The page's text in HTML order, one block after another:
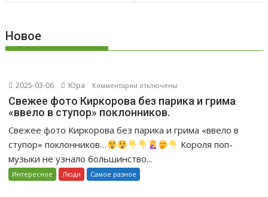
Новое
2025-03-06 Юра Комментарии к
записи
Свежее
Киркорова
без
парика
и
отключены
Свежее фото Киркорова без парика и грима
«ввело в ступор» поклонников.
Свежее фото Киркорова без парика и грима «ввело в
ступор» поклонников…
Короля поп-
музыки не узнало большинство...
Интересное Люди Самое разное